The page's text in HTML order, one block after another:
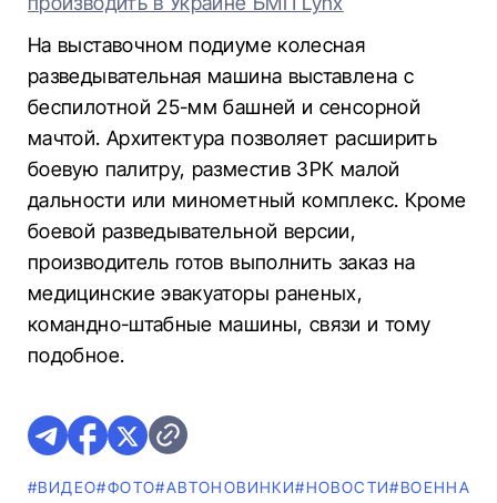
На выставочном подиуме колесная
разведывательная машина выставлена с
беспилотной 25-мм башней и сенсорной
мачтой. Архитектура позволяет расширить
боевую палитру, разместив ЗРК малой
дальности или минометный комплекс. Кроме
боевой разведывательной версии,
производитель готов выполнить заказ на
медицинские эвакуаторы раненых,
командно-штабные машины, связи и тому
подобное.
#ВИДЕО#ФОТО#AВТОНОВИНКИ#НОВОСТИ#ВОЕННАЯ